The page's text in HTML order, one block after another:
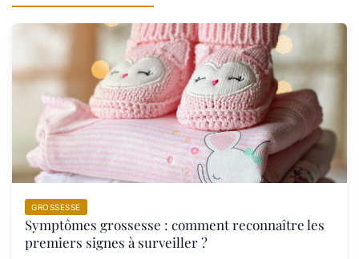
GROSSESSE
Symptômes grossesse : comment reconnaître les
premiers signes à surveiller ?